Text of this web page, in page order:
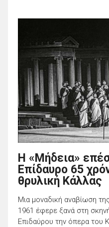
Η «Μήδεια»
Επίδαυρο 65
θρυλική Κάλλας
Μια μοναδική αναβίωση
1961 έφερε ξανά στη
Επιδαύρου την όπερα του